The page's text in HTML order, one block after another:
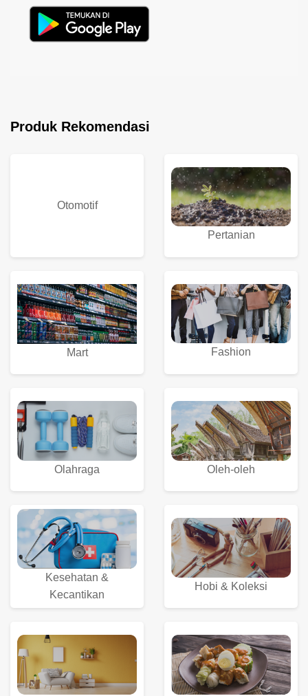
Produk Rekomendasi
Otomotif
Pertanian
Mart Fashion
Olahraga Oleh-oleh
Kesehatan &
Kecantikan
Hobi & Koleksi